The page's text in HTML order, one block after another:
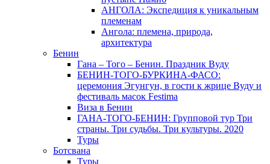
АНГОЛА: Экспедиция к уникальным
племенам
Ангола: племена, природа,
архитектура
Бенин
Гана – Того – Бенин. Праздник Вуду
БЕНИН-ТОГО-БУРКИНА-ФАСО:
церемония Эгунгун, в гости к жрице Вуду и
фестиваль масок Festima
Виза в Бенин
ГАНА-ТОГО-БЕНИН: Групповой тур Три
страны. Три судьбы. Три культуры. 2020
Туры
Ботсвана
Туры